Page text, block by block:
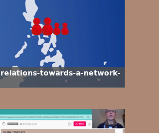
relations-towards-a-network-